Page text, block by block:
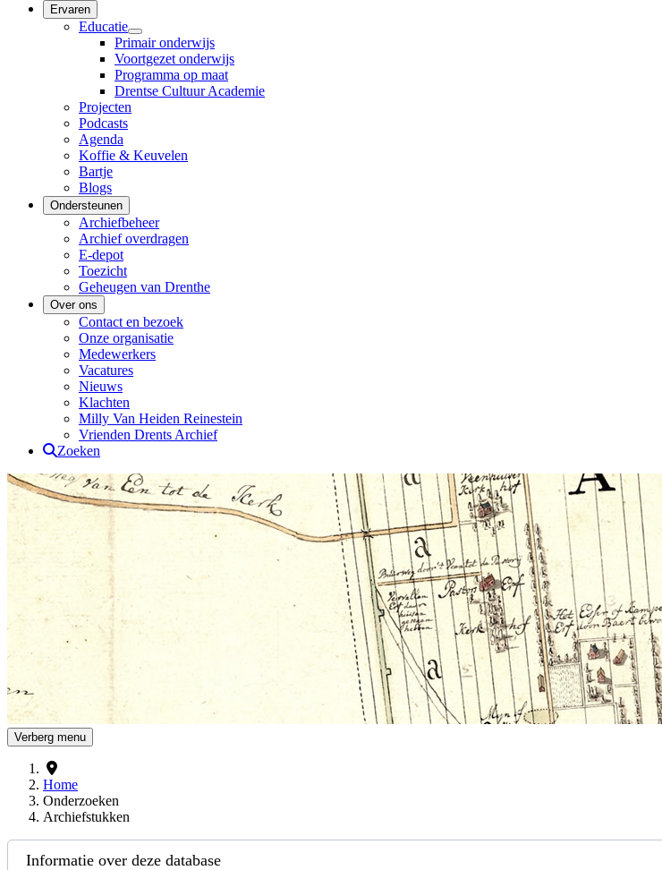
Ervaren
Educatie
Primair onderwijs
Voortgezet onderwijs
Programma op maat
Drentse Cultuur Academie
Projecten
Podcasts
Agenda
Koffie & Keuvelen
Bartje
Blogs
Ondersteunen
Archiefbeheer
Archief overdragen
E-depot
Toezicht
Geheugen van Drenthe
Over ons
Contact en bezoek
Onze organisatie
Medewerkers
Vacatures
Nieuws
Klachten
Milly Van Heiden Reinestein
Vrienden Drents Archief
Zoeken
Drents Archief
Verberg menu
Home
Onderzoeken
Archiefstukken
Informatie over deze database